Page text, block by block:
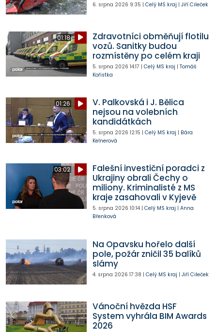
6. srpna 2026 9:35 | Celý MS kraj | Jiří Cileček
01:18
Zdravotníci obměňují flotilu
vozů. Sanitky budou
rozmístěny po celém kraji
5. srpna 2026 14:17 | Celý MS kraj | Tomáš
Kořistka
01:26
V. Palkovská i J. Bělica
nejsou na volebních
kandidátkách
5. srpna 2026 12:15 | Celý MS kraj | Bára
Kelnerová
03:02
Falešní investiční poradci z
Ukrajiny obrali Čechy o
miliony. Kriminalisté z MS
kraje zasahovali v Kyjevě
5. srpna 2026 10:14| Celý MS kraj | Anna
Břenková
Na Opavsku hořelo další
pole, požár zničil 35 balíků
slámy
4. srpna 2026 17:38 | Celý MS kraj | Jiří Cileček
Vánoční hvězda HSF
System vyhrála BIM Awards
2026